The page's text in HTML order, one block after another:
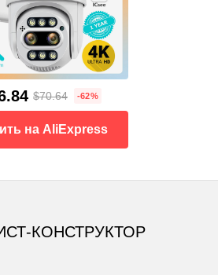
$70.64 -62%
на AliExpress
КОНСТРУКТОР